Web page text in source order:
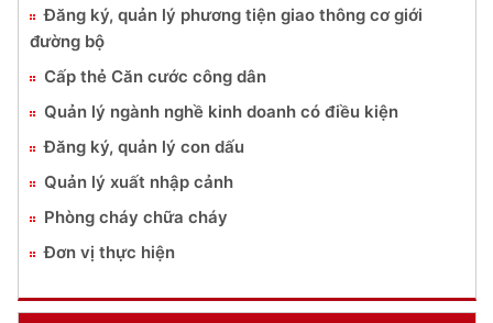
Đăng ký, quản lý phương tiện giao thông cơ giới
đường bộ
Cấp thẻ Căn cước công dân
Quản lý ngành nghề kinh doanh có điều kiện
Đăng ký, quản lý con dấu
Quản lý xuất nhập cảnh
Phòng cháy chữa cháy
Đơn vị thực hiện